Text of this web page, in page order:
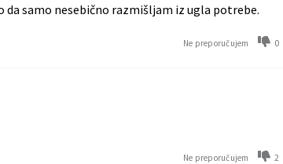
samo nesebično razmišljam iz ugla potrebe.
Ne preporučujem 0
Ne preporučujem 2